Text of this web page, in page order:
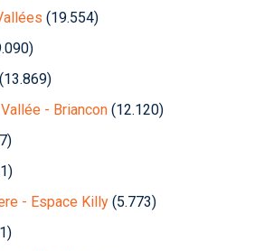
(19.554)
(13.869)
- Briancon (12.120)
- Espace Killy (5.773)